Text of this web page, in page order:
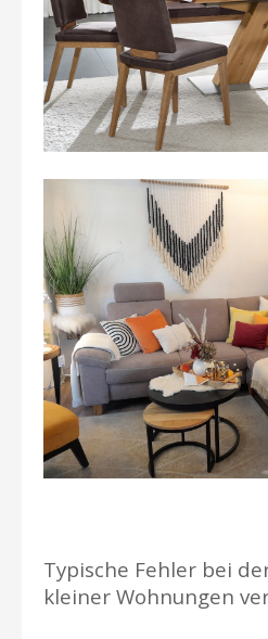
Typische Fehler bei
kleiner Wohnungen